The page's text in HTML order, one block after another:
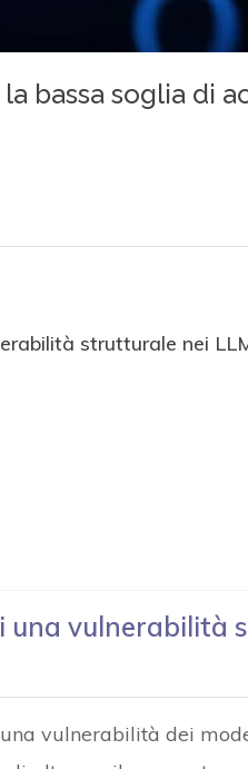
strutturale nei
una vulnerabilità
vulnerabilità dei